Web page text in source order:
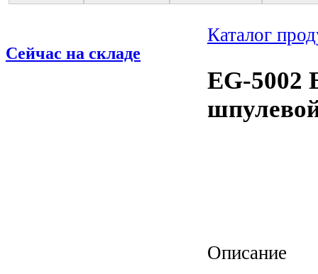
Сейчас на складе
Каталог
EG-5002
Описание